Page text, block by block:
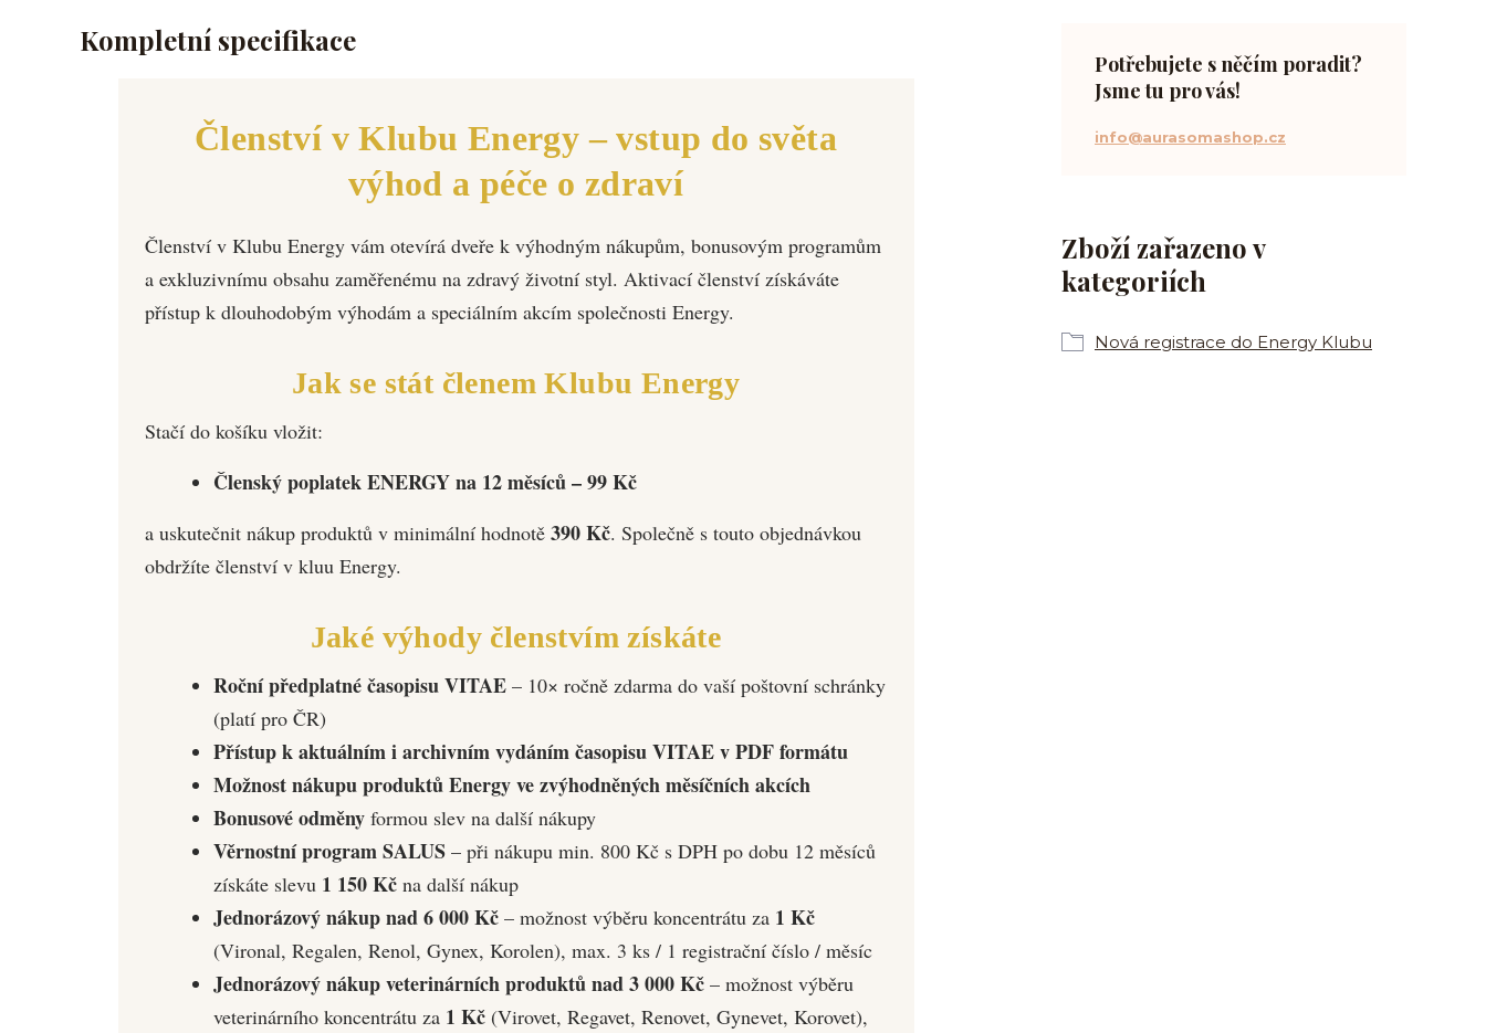
Kompletní specifikace
Členství v Klubu Energy – vstup do světa
výhod a péče o zdraví
Členství v Klubu Energy vám otevírá dveře k výhodným nákupům, bonusovým programům
a exkluzivnímu obsahu zaměřenému na zdravý životní styl. Aktivací členství získáváte
přístup k dlouhodobým výhodám a speciálním akcím společnosti Energy.
Jak se stát členem Klubu Energy
Stačí do košíku vložit:
Členský poplatek ENERGY na 12 měsíců – 99 Kč
a uskutečnit nákup produktů v minimální hodnotě 390 Kč. Společně s touto objednávkou
obdržíte členství v kluu Energy.
Jaké výhody členstvím získáte
Roční předplatné časopisu VITAE– 10× ročně zdarma do vaší poštovní schránky
(platí pro ČR)
Přístup k aktuálním i archivním vydáním časopisu VITAE v PDF formátu
Možnost nákupu produktů Energy ve zvýhodněných měsíčních akcích
Bonusové odměnyformou slev na další nákupy
Věrnostní program SALUS– při nákupu min. 800 Kč s DPH po dobu 12 měsíců
získáte slevu 1 150 Kčna další nákup
Jednorázový nákup nad 6 000 Kč– možnost výběru koncentrátu za 1 Kč
(Vironal, Regalen, Renol, Gynex, Korolen), max. 3 ks / 1 registrační číslo / měsíc
Jednorázový nákup veterinárních produktů nad 3 000 Kč– možnost výběru
veterinárního koncentrátu za 1 Kč(Virovet, Regavet, Renovet, Gynevet, Korovet),
Zboží zařazeno v
kategoriích
Nová registrace do Energy Klubu
Potřebujete s něčím poradit?
Jsme tu pro vás!
info@aurasomashop.cz